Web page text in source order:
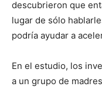
descubrieron que
lugar de sólo
podría ayudar a
En el estudio, los
a un grupo de